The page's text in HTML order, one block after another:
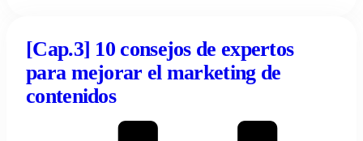
[Cap.3] 10 consejos de expertos
para mejorar el marketing de
contenidos